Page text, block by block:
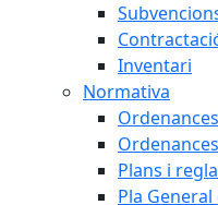
Inventari
Normativa
Plans i
Pla